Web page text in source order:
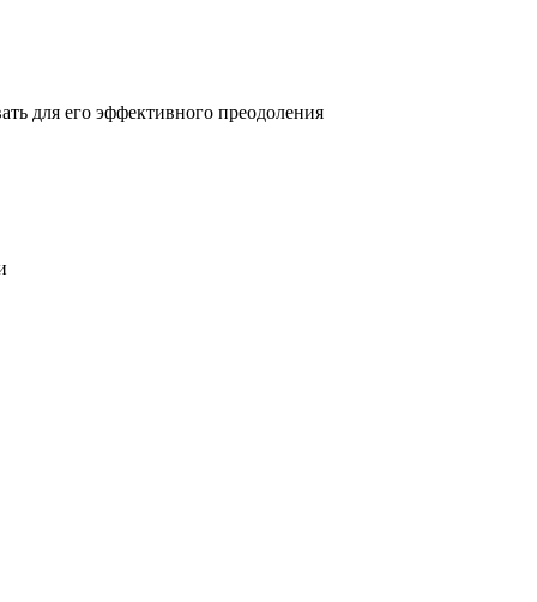
для его эффективного преодоления